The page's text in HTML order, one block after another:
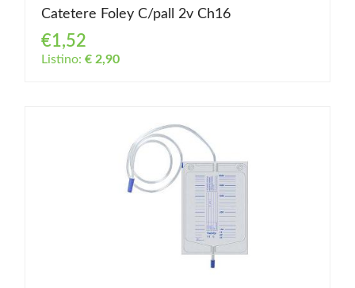
Catetere Foley C/pall 2v Ch16
€1,52
Listino: € 2,90